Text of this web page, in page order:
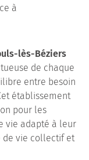
à
lès-Béziers
de chaque
entre besoin
établissement
pour les
vie adapté à leur
de vie collectif et